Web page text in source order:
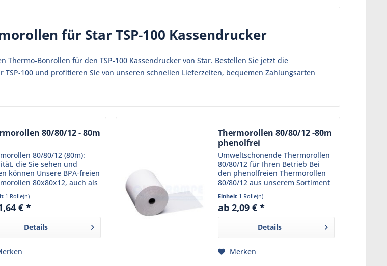
für Star TSP-100 Kassendrucker
Thermo-Bonrollen für den TSP-100 Kassendrucker von Star. Bestellen Sie jetzt die
TSP-100 und profitieren Sie von unseren schnellen Lieferzeiten, bequemen Zahlungsarten
80/80/12 - 80m
80/80/12 (80m):
die Sie sehen und
können Unsere BPA-freien
80x80x12, auch als
80x80x12 oder
Bonrollen 80x80x12
stehen für Qualität und
1 Rolle(n)
€ *
Details
Thermorollen 80/80/12 -80m
phenolfrei
Umweltschonende Thermorollen
80/80/12 für Ihren Betrieb Bei
den phenolfreien Thermorollen
80/80/12 aus unserem Sortiment
trifft Funktionalität auf
Umweltbewusstsein. Das robuste
Kassenpapier ist phenolfrei und
Einheit 1 Rolle(n)
ab 2,09 € *
Details
Merken